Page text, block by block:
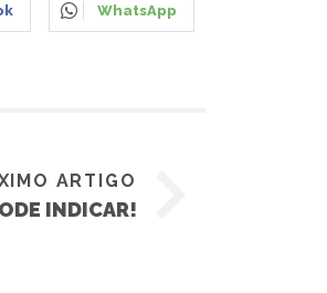
WhatsApp
ARTIGO
INDICAR!